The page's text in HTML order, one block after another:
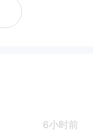
6小时前